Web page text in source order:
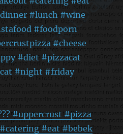
#uppercrust #pizza
#eat #bebek